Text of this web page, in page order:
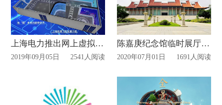
上海电力推出网上虚拟展厅
2019年09月05日 2541人阅读
陈嘉庚纪念馆临时展厅今日起恢复开放
2020年07月01日 1691人阅读